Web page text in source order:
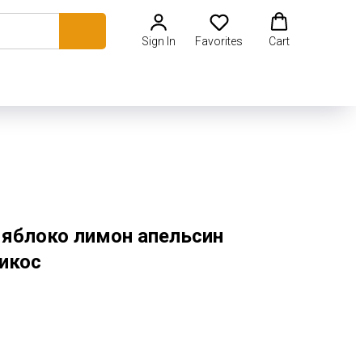
Sign In Favorites Cart
лимон апельсин